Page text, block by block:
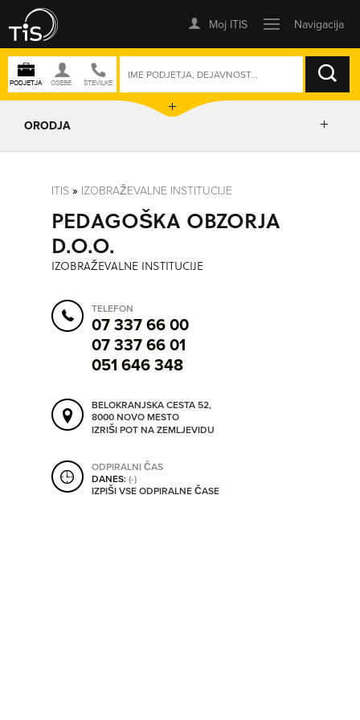
ISKANJE
ORODJA
IZRIŠI POT
POŠLJI SMS
ORODJA
SHRANI V MOJ ITIS
ITIS » IZOBRAŽEVALNE INSTITUCIJE
PEDAGOŠKA OBZORJA
D.O.O.
IZOBRAŽEVALNE INSTITUCIJE
TELEFON
07 337 66 00
07 337 66 01
051 646 348
BELOKRANJSKA CESTA 52,
8000 NOVO MESTO
IZRIŠI POT NA ZEMLJEVIDU
ODPIRALNI ČAS
DANES:(-)
IZPIŠI VSE ODPIRALNE ČASE